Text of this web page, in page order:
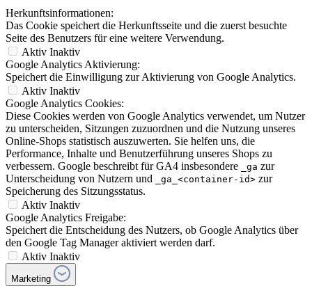
Herkunftsinformationen:
Das Cookie speichert die Herkunftsseite und die zuerst besuchte
Seite des Benutzers für eine weitere Verwendung.
Aktiv Inaktiv
Google Analytics Aktivierung:
Speichert die Einwilligung zur Aktivierung von Google Analytics.
Aktiv Inaktiv
Google Analytics Cookies:
Diese Cookies werden von Google Analytics verwendet, um Nutzer
zu unterscheiden, Sitzungen zuzuordnen und die Nutzung unseres
Online-Shops statistisch auszuwerten. Sie helfen uns, die
Performance, Inhalte und Benutzerführung unseres Shops zu
verbessern. Google beschreibt für GA4 insbesondere
_ga zur
Unterscheidung von Nutzern und
_ga_<container-id> zur
Speicherung des Sitzungsstatus.
Aktiv Inaktiv
Google Analytics Freigabe:
Speichert die Entscheidung des Nutzers, ob Google Analytics über
den Google Tag Manager aktiviert werden darf.
Aktiv Inaktiv
Marketing